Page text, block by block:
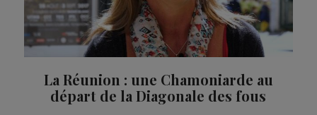
03.08.2026 Actualités Régionales 09h06
03.08.2026 Actualités Régionales 08h33 2'44"
03.08.2026 Actualités Régionales 07h33 2'34"
La Réunion : une Chamoniarde au
départ de la Diagonale des fous